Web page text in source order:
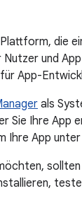
die
und
App-
als
Sie Ihre App
App
sollten